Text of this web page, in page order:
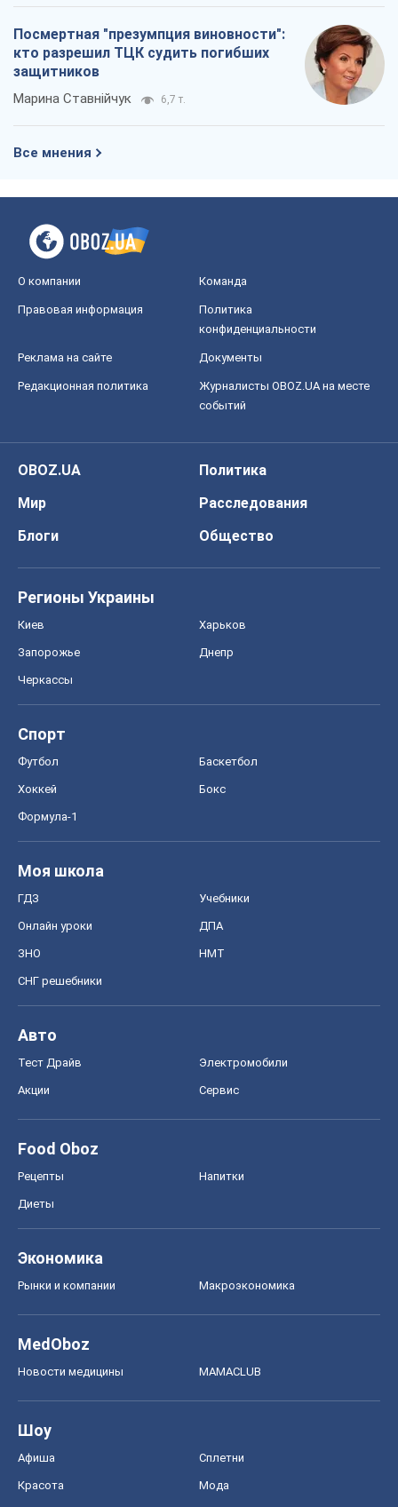
Посмертная "презумпция виновности":
кто разрешил ТЦК судить погибших
защитников
Марина Ставнійчук 6,7 т.
Все мнения
О компании Команда
Правовая информация
Политика
конфиденциальности
Реклама на сайте Документы
Редакционная политика
Журналисты OBOZ.UA на месте
событий
OBOZ.UA
Политика
Мир
Расследования
Блоги
Общество
Регионы Украины
Киев Харьков
Запорожье Днепр
Черкассы
Спорт
Футбол Баскетбол
Хоккей Бокс
Формула-1
Моя школа
ГДЗ Учебники
Онлайн уроки ДПА
ЗНО НМТ
СНГ решебники
Авто
Тест Драйв Электромобили
Акции Сервис
Food Oboz
Рецепты Напитки
Диеты
Экономика
Рынки и компании Mакроэкономика
MedOboz
Новости медицины MAMACLUB
Шоу
Афиша Сплетни
Красота Мода